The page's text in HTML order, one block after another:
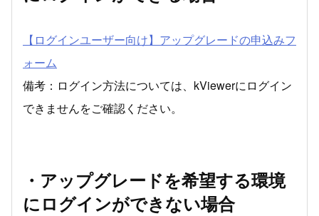
【ログインユーザー向け】アップグレードの申込みフ
ォーム
備考：ログイン方法については、 kViewerにログイン
できませんをご確認ください。
・アップグレードを希望する環境
にログインができない場合